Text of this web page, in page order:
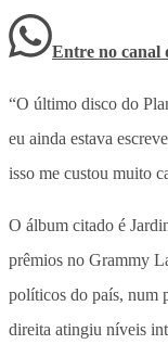
Entre no canal
“O último disco do
eu ainda estava
isso me custou muito
O álbum citado é
prêmios no Grammy
políticos do país, num
direita atingiu níveis